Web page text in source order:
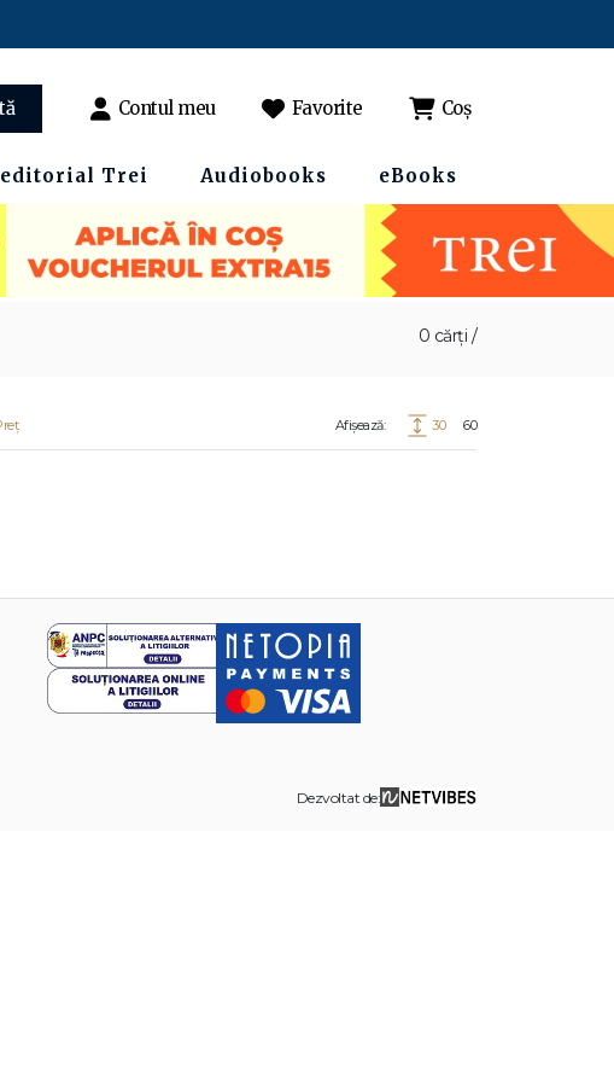
Contul meu Favorite Coș
Trei Audiobooks eBooks
0 cărți /
Afișează: 30 60
Dezvoltat de: